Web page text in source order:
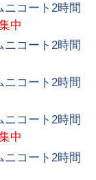
コート2時間
中
コート2時間
コート2時間
コート2時間
中
コート2時間